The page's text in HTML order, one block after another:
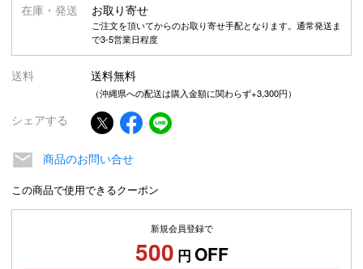
在庫・発送 お取り寄せ
ご注文を頂いてからのお取り寄せ手配となります。通常発送ま
で3-5営業日程度
送料 送料無料
（沖縄県への配送は購入金額に関わらず+3,300円）
シェアする
商品のお問い合せ
この商品で使用できるクーポン
新規会員登録で
500 円 OFF